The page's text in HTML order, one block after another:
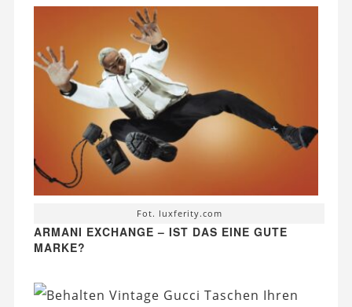
Fot. luxferity.com
ARMANI EXCHANGE – IST DAS EINE GUTE
MARKE?